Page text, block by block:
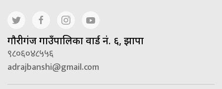
गाैरीगंज गाउँपालिका वार्ड नं. ६, झापा
९८०६०४८५५६
adrajbanshi@gmail.com